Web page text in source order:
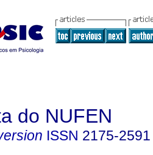
do NUFEN
ISSN 2175-2591